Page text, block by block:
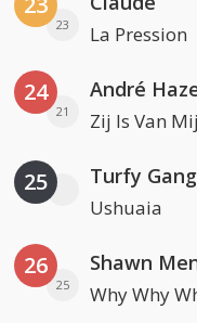
23 La Pression
24
21
André
Zij Is Van Mij
25 Turfy
Ushuaia
26
25
Shawn
Why Why